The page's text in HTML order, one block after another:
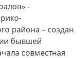
–
района – создан
бывшей
совместная